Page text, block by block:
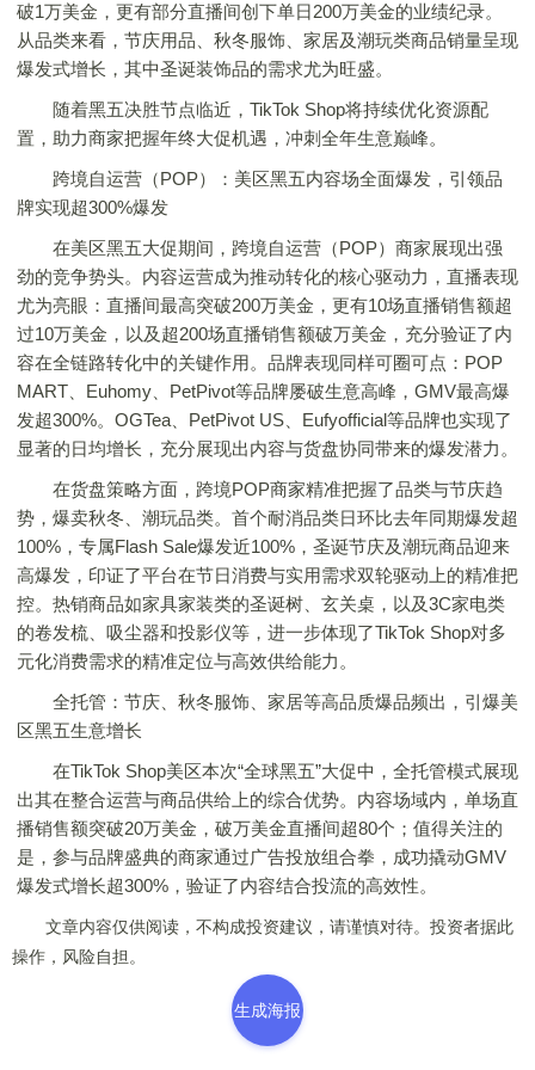
破1万美金，更有部分直播间创下单日200万美金的业绩纪录。
从品类来看，节庆用品、秋冬服饰、家居及潮玩类商品销量呈现
爆发式增长，其中圣诞装饰品的需求尤为旺盛。
随着黑五决胜节点临近，TikTok Shop将持续优化资源配
置，助力商家把握年终大促机遇，冲刺全年生意巅峰。
跨境自运营（POP）：美区黑五内容场全面爆发，引领品
牌实现超300%爆发
在美区黑五大促期间，跨境自运营（POP）商家展现出强
劲的竞争势头。内容运营成为推动转化的核心驱动力，直播表现
尤为亮眼：直播间最高突破200万美金，更有10场直播销售额超
过10万美金，以及超200场直播销售额破万美金，充分验证了内
容在全链路转化中的关键作用。品牌表现同样可圈可点：POP
MART、Euhomy、PetPivot等品牌屡破生意高峰，GMV最高爆
发超300%。OGTea、PetPivot US、Eufyofficial等品牌也实现了
显著的日均增长，充分展现出内容与货盘协同带来的爆发潜力。
在货盘策略方面，跨境POP商家精准把握了品类与节庆趋
势，爆卖秋冬、潮玩品类。首个耐消品类日环比去年同期爆发超
100%，专属Flash Sale爆发近100%，圣诞节庆及潮玩商品迎来
高爆发，印证了平台在节日消费与实用需求双轮驱动上的精准把
控。热销商品如家具家装类的圣诞树、玄关桌，以及3C家电类
的卷发梳、吸尘器和投影仪等，进一步体现了TikTok Shop对多
元化消费需求的精准定位与高效供给能力。
全托管：节庆、秋冬服饰、家居等高品质爆品频出，引爆美
区黑五生意增长
在TikTok Shop美区本次“全球黑五”大促中，全托管模式展现
出其在整合运营与商品供给上的综合优势。内容场域内，单场直
播销售额突破20万美金，破万美金直播间超80个；值得关注的
是，参与品牌盛典的商家通过广告投放组合拳，成功撬动GMV
爆发式增长超300%，验证了内容结合投流的高效性。
文章内容仅供阅读，不构成投资建议，请谨慎对待。投资者据此
操作，风险自担。
生成海报